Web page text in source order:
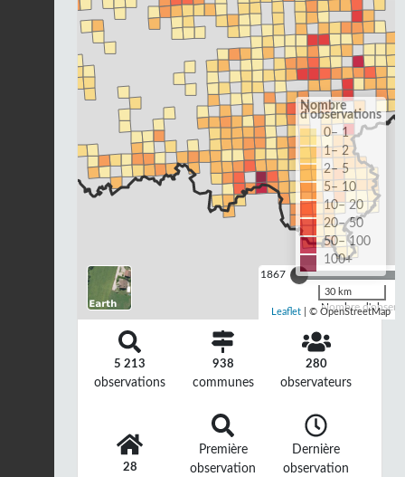
1867
Nombre
Nombre
d'observations
0– 1
1– 2
2– 5
5– 10
10– 20
20– 50
50– 100
100+
30 km
Leaflet | © OpenStreetMap
5 213
observations
938
communes
280
observateurs
28
Première
observation
Dernière
observation